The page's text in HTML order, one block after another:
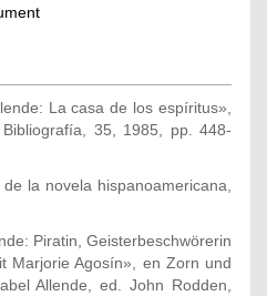
La casa de los espíritus»,
35, 1985, pp. 448-
la novela hispanoamericana,
Piratin, Geisterbeschwörerin
Marjorie Agosín», en Zorn und
Allende, ed. John Rodden,